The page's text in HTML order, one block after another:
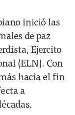
inició las
de paz
Ejercito
(ELN). Con
hacia el fin
a